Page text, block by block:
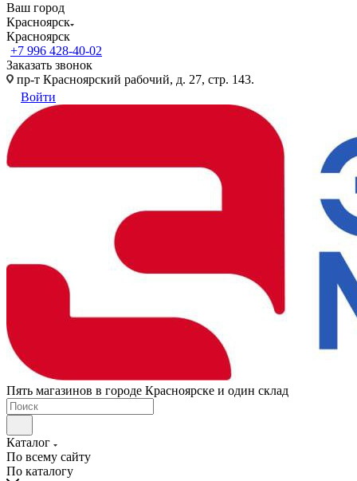
Ваш город
Красноярск
Красноярск
+7 996 428-40-02
Заказать звонок
пр-т Красноярский рабочий, д. 27, стр. 143.
Войти
Пять магазинов в городе Красноярске и один склад
Каталог
По всему сайту
По каталогу